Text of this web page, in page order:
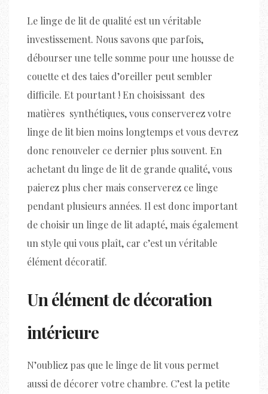
Le linge de lit de qualité est un véritable
investissement. Nous savons que parfois,
débourser une telle somme pour une housse de
couette et des taies d’oreiller peut sembler
difficile. Et pourtant ! En choisissant des
matières synthétiques, vous conserverez votre
linge de lit bien moins longtemps et vous devrez
donc renouveler ce dernier plus souvent. En
achetant du linge de lit de grande qualité, vous
paierez plus cher mais conserverez ce linge
pendant plusieurs années. Il est donc important
de choisir un linge de lit adapté, mais également
un style qui vous plaît, car c’est un véritable
élément décoratif.
Un élément de décoration
intérieure
N’oubliez pas que le linge de lit vous permet
aussi de décorer votre chambre. C’est la petite